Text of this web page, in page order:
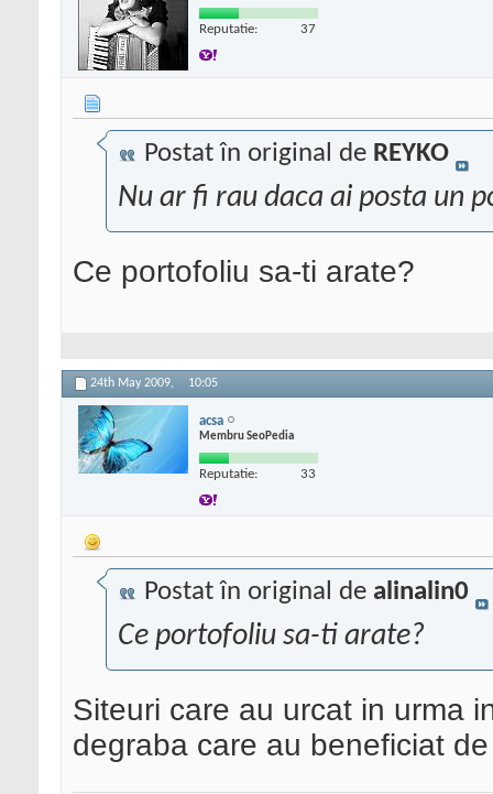
Reputatie: 37
Postat în original de REYKO
Nu ar fi rau daca ai posta un
Ce portofoliu sa-ti arate?
24th May 2009, 10:05
acsa
Membru SeoPedia
Reputatie: 33
Postat în original de alinalin0
Ce portofoliu sa-ti arate?
Siteuri care au urcat in urma
degraba care au beneficiat